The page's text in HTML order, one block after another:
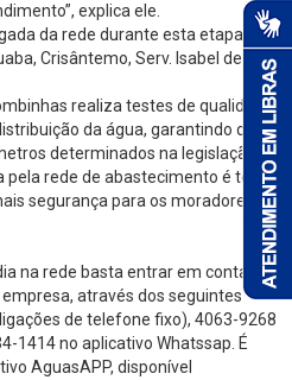
explica ele.
da rede durante esta etapa de
Crisântemo, Serv. Isabel de
realiza testes de qualidade
da água, garantindo que o
determinados na legislação. “Ou
rede de abastecimento é ter
segurança para os moradores”,
na rede basta entrar em contato
através dos seguintes
de telefone fixo), 4063-9268
1414 no aplicativo Whatssap. É
AguasAPP, disponível